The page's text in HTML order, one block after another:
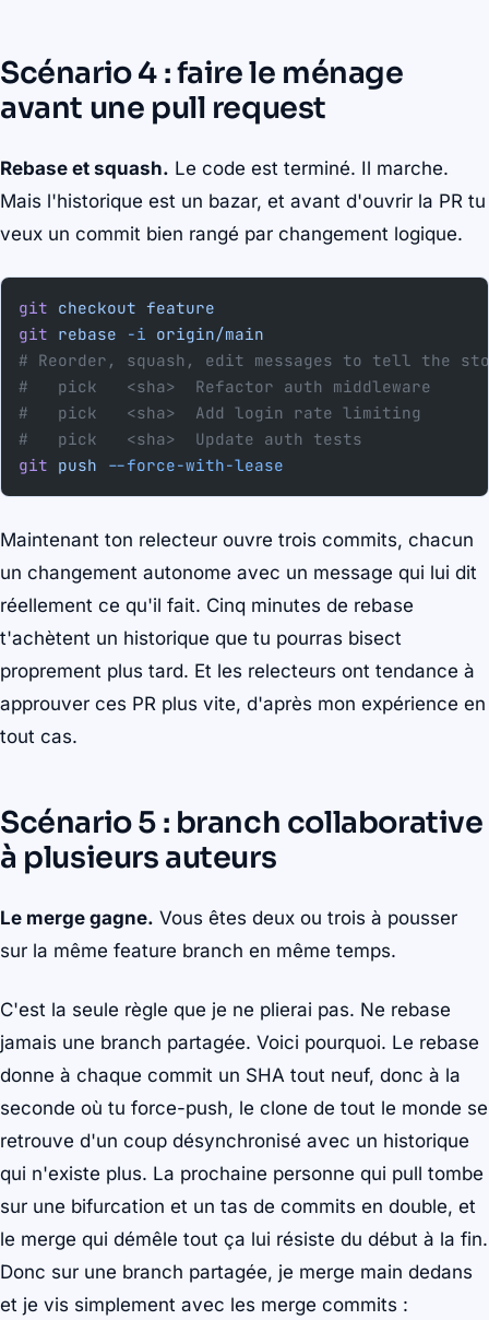
Scénario 4 : faire le ménage
avant une pull request
Rebase et squash. Le code est terminé. Il marche.
Mais l'historique est un bazar, et avant d'ouvrir la PR tu
veux un commit bien rangé par changement logique.
git checkout feature
git rebase -i origin/main
# Reorder, squash, edit messages to tell the
#   pick   <sha>  Refactor auth middleware
#   pick   <sha>  Add login rate limiting
#   pick   <sha>  Update auth tests
git push --force-with-lease
Maintenant ton relecteur ouvre trois commits, chacun
un changement autonome avec un message qui lui dit
réellement ce qu'il fait. Cinq minutes de rebase
t'achètent un historique que tu pourras bisect
proprement plus tard. Et les relecteurs ont tendance à
approuver ces PR plus vite, d'après mon expérience en
tout cas.
Scénario 5 : branch collaborative
à plusieurs auteurs
Le merge gagne. Vous êtes deux ou trois à pousser
sur la même feature branch en même temps.
C'est la seule règle que je ne plierai pas. Ne rebase
jamais une branch partagée. Voici pourquoi. Le rebase
donne à chaque commit un SHA tout neuf, donc à la
seconde où tu force-push, le clone de tout le monde se
retrouve d'un coup désynchronisé avec un historique
qui n'existe plus. La prochaine personne qui pull tombe
sur une bifurcation et un tas de commits en double, et
le merge qui démêle tout ça lui résiste du début à la fin.
Donc sur une branch partagée, je merge main dedans
et je vis simplement avec les merge commits :